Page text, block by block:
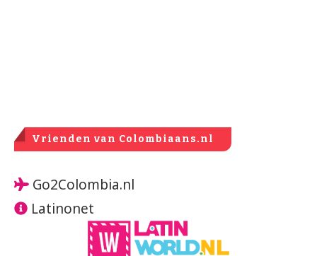
Vrienden van Colombiaans.nl
Go2Colombia.nl
Latinonet